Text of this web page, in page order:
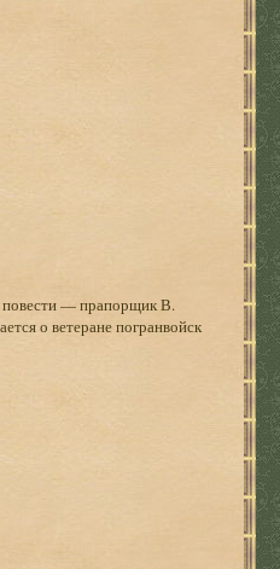
повести — прапорщик В.
о ветеране погранвойск